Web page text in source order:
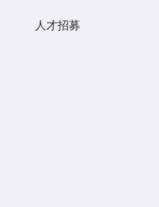
人才招募